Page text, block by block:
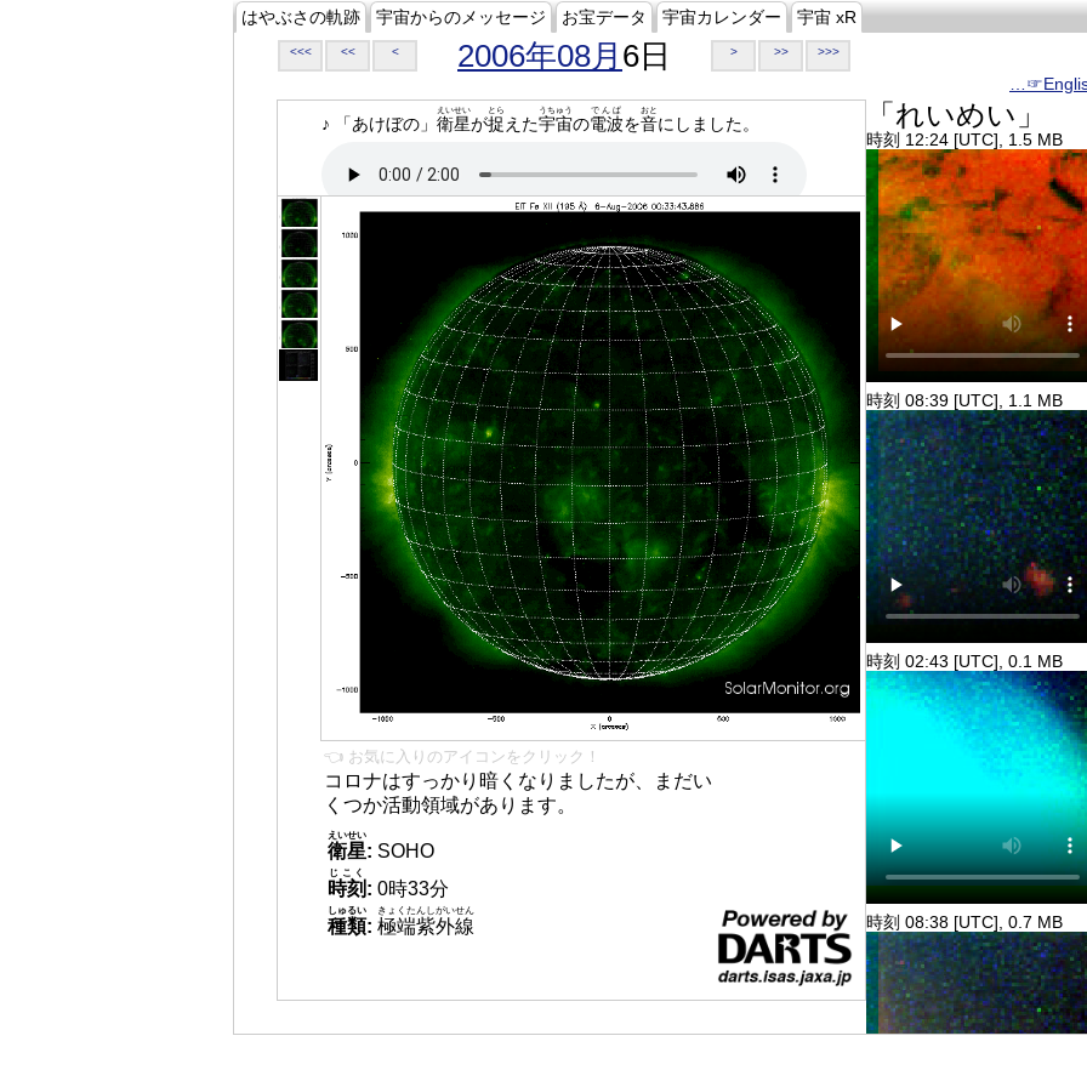
はやぶさの軌跡 宇宙からのメッセージ お宝データ 宇宙カレンダー 宇宙 xR
<<< << < 2006年08月 6日 > >> >>>
♪ 「あけぼの」 衛星
えいせい
が捉
とら
えた宇宙
うちゅう
の電波
でんぱ
を音
おと
にしました。
👈 お気に入りのアイコンをクリック！
コロナはすっかり暗くなりましたが、まだい
くつか活動領域があります。
衛星
えいせい
: SOHO
時刻
じこく
: 0時33分
種類
しゅるい
: 極端紫外線
きょくたんしがいせん
「れいめい」
時刻 12:24 [UTC], 1.5 MB
時刻 08:39 [UTC], 1.1 MB
時刻 02:43 [UTC], 0.1 MB
時刻 08:38 [UTC], 0.7 MB